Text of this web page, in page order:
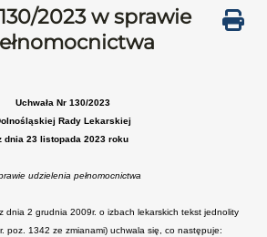
2023 w sprawie
Uchwała Nr 130/2023
Rady Lekarskiej
dnia 23 listopada 2023 roku
udzielenia pełnomocnictwa
dnia 2 grudnia 2009r. o izbach lekarskich tekst jednolity
poz. 1342 ze zmianami) uchwala się, co następuje: